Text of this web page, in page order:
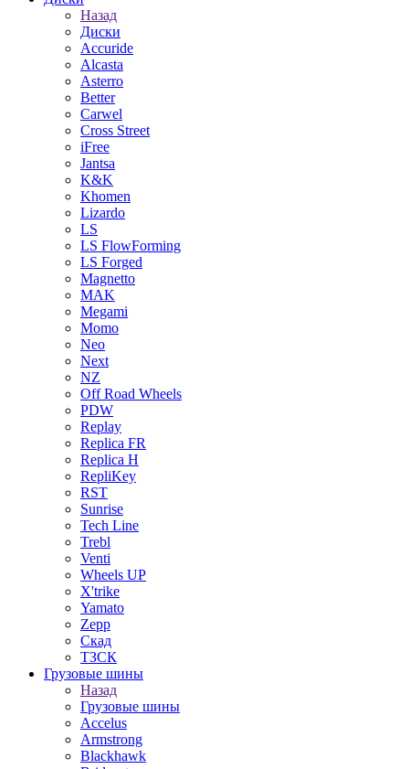
Назад
Диски
Accuride
Alcasta
Asterro
Better
Carwel
Cross Street
iFree
Jantsa
K&K
Khomen
Lizardo
LS
LS FlowForming
LS Forged
Magnetto
MAK
Megami
Momo
Neo
Next
NZ
Off Road Wheels
PDW
Replay
Replica FR
Replica H
RepliKey
RST
Sunrise
Tech Line
Trebl
Venti
Wheels UP
X'trike
Yamato
Zepp
Скад
ТЗСК
Грузовые шины
Назад
Грузовые шины
Accelus
Armstrong
Blackhawk